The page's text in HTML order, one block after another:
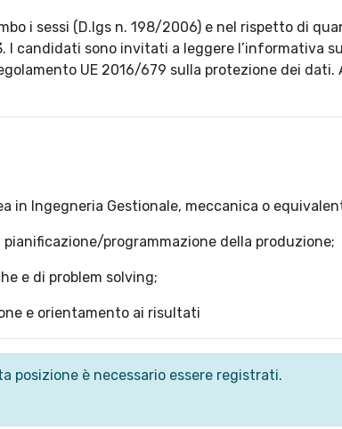
i sessi (D.lgs n. 198/2006) e nel rispetto di
I candidati sono invitati a leggere l’informativa
UE 2016/679 sulla protezione dei dati.
in Ingegneria Gestionale, meccanica o
pianificazione/programmazione della produzione;
e di problem solving;
e orientamento ai risultati
posizione è necessario essere registrati.